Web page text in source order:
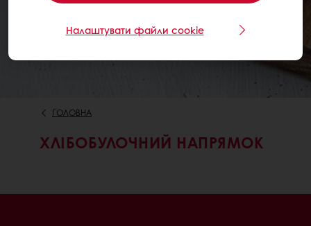
ГОЛОВНА
ХЛІБОБУЛОЧНИЙ НАПРЯМОК
Налаштувати файли cookie